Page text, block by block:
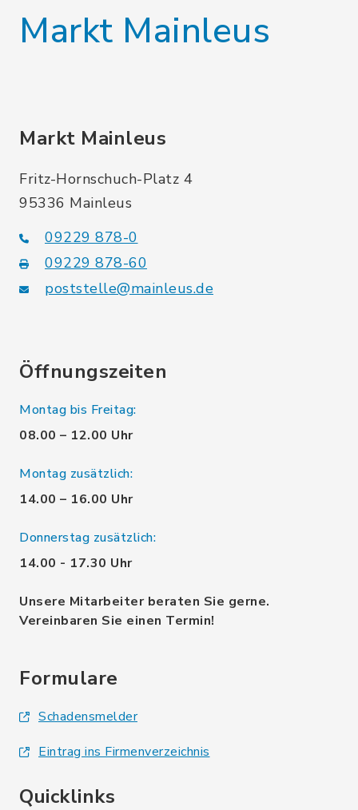
Markt Mainleus
Markt Mainleus
Fritz-Hornschuch-Platz 4
95336 Mainleus
09229 878-0
09229 878-60
poststelle@mainleus.de
Öffnungszeiten
Montag bis Freitag:
08.00 – 12.00 Uhr
Montag zusätzlich:
14.00 – 16.00 Uhr
Donnerstag zusätzlich:
14.00 - 17.30 Uhr
Unsere Mitarbeiter beraten Sie gerne.
Vereinbaren Sie einen Termin!
Formulare
Schadensmelder
Eintrag ins Firmenverzeichnis
Quicklinks